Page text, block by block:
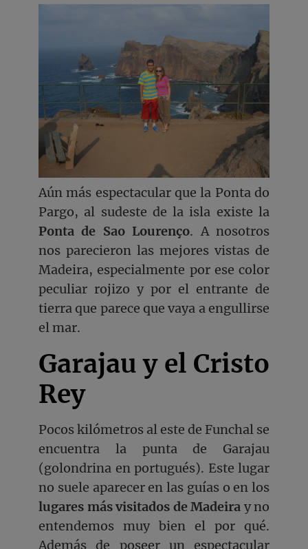
Aún más espectacular que la Ponta do
Pargo, al sudeste de la isla existe la
Ponta de Sao Lourenço. A nosotros
nos parecieron las mejores vistas de
Madeira, especialmente por ese color
peculiar rojizo y por el entrante de
tierra que parece que vaya a engullirse
el mar.
Garajau y el Cristo
Rey
Pocos kilómetros al este de Funchal se
encuentra la punta de Garajau
(golondrina en portugués). Este lugar
no suele aparecer en las guías o en los
lugares más visitados de Madeira y no
entendemos muy bien el por qué.
Además de poseer un espectacular